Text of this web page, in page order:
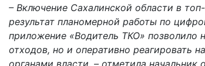
– Включение Сахалинской области в
результат планомерной работы по
приложение «Водитель ТКО» позволило
отходов, но и оперативно реагировать
органами власти, – отметила начальник